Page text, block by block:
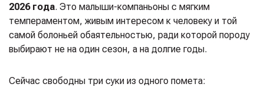
2026 года. Это малыши-компаньоны с мягким
темпераментом, живым интересом к человеку и той
самой болоньей обаятельностью, ради которой породу
выбирают не на один сезон, а на долгие годы.
Сейчас свободны три суки из одного помета: